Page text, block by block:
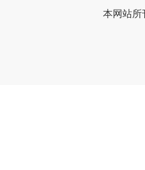
本网站所